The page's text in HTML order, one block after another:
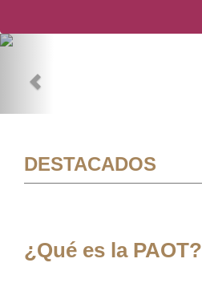
DESTACADOS
¿Qué es la PAOT?